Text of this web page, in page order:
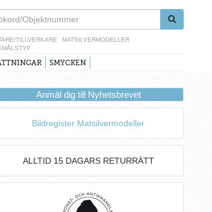
TILLVERKARE
MATSILVERMODELLER
SMYCKEN
Anmäl dig till Nyhetsbrevet
Bildregister Matsilvermodeller
ALLTID 15 DAGARS RETURRÄTT